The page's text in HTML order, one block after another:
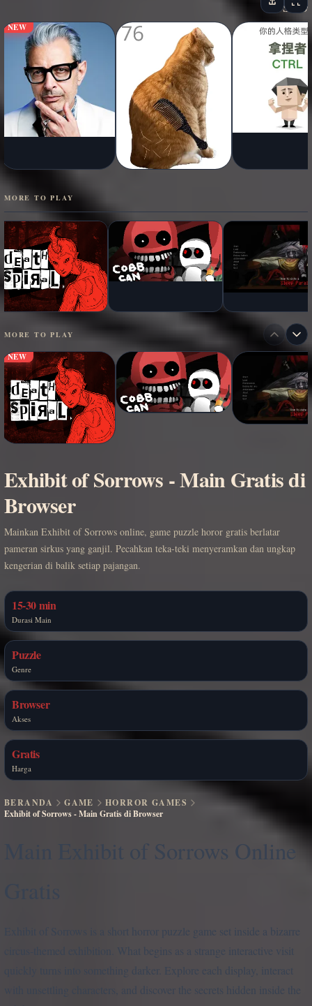
NEW
MORE TO PLAY
MORE TO PLAY
NEW
Exhibit of Sorrows - Main Gratis di
Browser
Mainkan Exhibit of Sorrows online, game puzzle horor gratis berlatar
pameran sirkus yang ganjil. Pecahkan teka-teki menyeramkan dan ungkap
kengerian di balik setiap pajangan.
15-30 min
Durasi Main
Puzzle
Genre
Browser
Akses
Gratis
Harga
BERANDA GAME
HORROR GAMES
Exhibit of Sorrows - Main Gratis di Browser
Main Exhibit of Sorrows Online
Exhibit of Sorrows is a short horror puzzle game set inside a bizarre
circus-themed exhibition. What begins as a strange interactive visit
quickly turns into something darker. Explore each display, interact
with unsettling characters, and discover the secrets hidden inside the